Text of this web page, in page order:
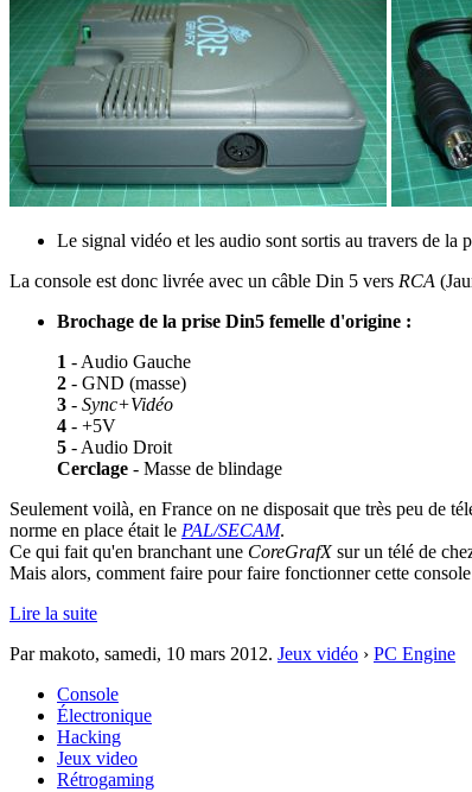
Le signal vidéo et les audio sont sortis au travers de la
La console est donc livrée avec un câble Din 5 vers RCA
Brochage de la prise Din5 femelle d'origine :
1 - Audio Gauche
2 - GND (masse)
3 - Sync+Vidéo
4 - +5V
5 - Audio Droit
Cerclage - Masse de blindage
Seulement voilà, en France on ne disposait que très peu de
norme en place était le PAL/SECAM.
Ce qui fait qu'en branchant une CoreGrafXsur un télé de
Mais alors, comment faire pour faire fonctionner cette
Lire la suite
Par makoto, samedi, 10 mars 2012. Jeux vidéo › PC Engine
Console
Électronique
Hacking
Jeux video
Rétrogaming